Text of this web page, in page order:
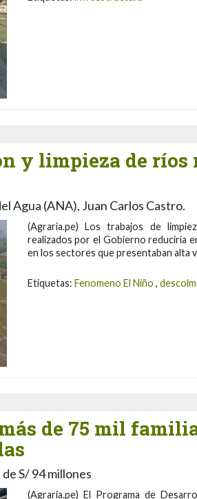
y limpieza de ríos
Agua (ANA), Juan Carlos Castro.
(Agraria.pe) Los trabajos de
realizados por el Gobierno reduciría
en los sectores que presentaban alta
Etiquetas: Fenomeno El Niño ,
de 75 mil
S/ 94 millones
(Agraria.pe) El Programa de